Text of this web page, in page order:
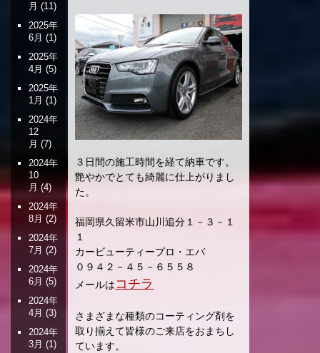
３日間の施工時間を経て納車です。
艶やかでとても綺麗に仕上がりまし
た。
福岡県久留米市山川追分１－３－１
１
カービューティープロ・エバ
０９４２－４５－６５５８
メールはコチラ
さまざまな種類のコーティング剤を
取り揃えて皆様のご来店をおまちし
ています。
月 (11)
2025年
6月 (1)
2025年
4月 (5)
2025年
1月 (1)
2024年
12
月 (7)
2024年
10
月 (4)
2024年
8月 (2)
2024年
7月 (2)
2024年
6月 (5)
2024年
4月 (3)
2024年
3月 (1)